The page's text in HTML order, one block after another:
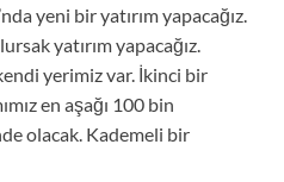
yeni bir yatırım yapacağız.
yatırım yapacağız.
yerimiz var. İkinci bir
en aşağı 100 bin
olacak. Kademeli bir